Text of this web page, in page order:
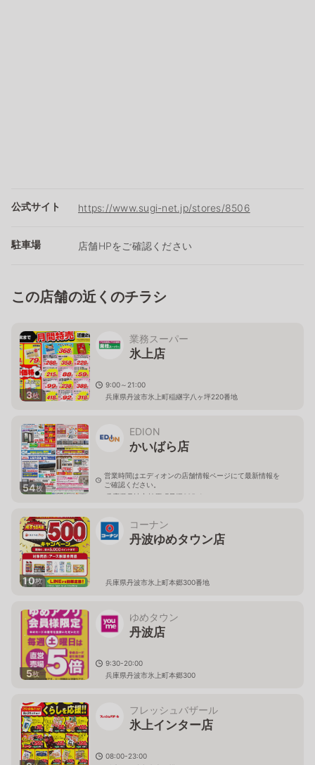
公式サイト https://www.sugi-net.jp/stores/8506
駐車場 店舗HPをご確認ください
この店舗の近くのチラシ
3枚
業務スーパー
氷上店
9:00～21:00
兵庫県丹波市氷上町稲継字八ヶ坪220番地
54枚
EDION
かいばら店
営業時間はエディオンの店舗情報ページにて最新情報を
ご確認ください。
兵庫県丹波市柏原町母坪335-1
10枚
コーナン
丹波ゆめタウン店
兵庫県丹波市氷上町本郷300番地
5枚
ゆめタウン
丹波店
9:30-20:00
兵庫県丹波市氷上町本郷300
フレッシュバザール
氷上インター店
08:00-23:00